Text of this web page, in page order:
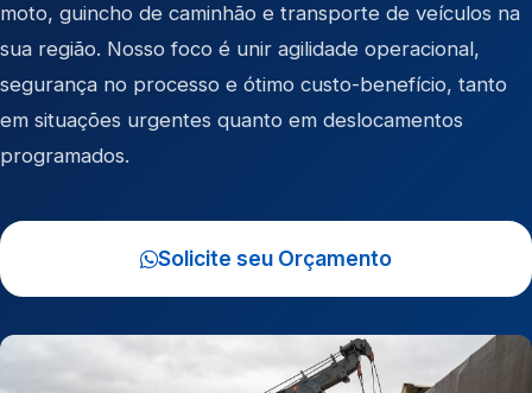
moto, guincho de caminhão e transporte de veículos na
sua região. Nosso foco é unir agilidade operacional,
segurança no processo e ótimo custo-benefício, tanto
em situações urgentes quanto em deslocamentos
programados.
Solicite seu Orçamento